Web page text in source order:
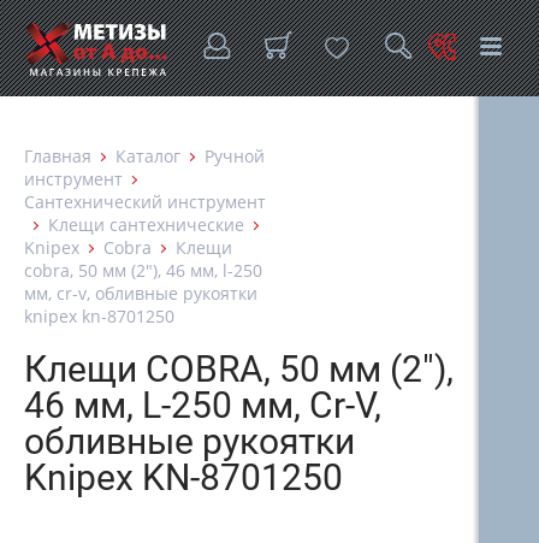
Главная Каталог
Ручной
инструмент
Сантехнический инструмент
Клещи сантехнические
Knipex
Cobra
Клещи
cobra, 50 мм (2"), 46 мм, l-250
мм, cr-v, обливные рукоятки
knipex kn-8701250
Клещи COBRA, 50 мм (2"),
46 мм, L-250 мм, Cr-V,
обливные рукоятки
Knipex KN-8701250